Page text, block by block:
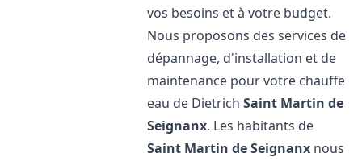
vos besoins et à votre budget.
Nous proposons des services de
dépannage, d'installation et de
maintenance pour votre chauffe
eau de DietrichSaint Martin de
Seignanx. Les habitants de
Saint Martin de Seignanx nous